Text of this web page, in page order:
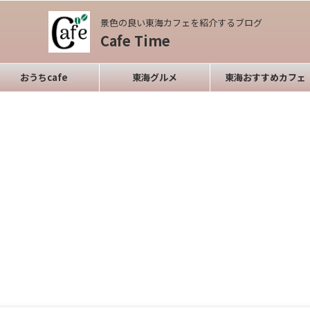
景色の良い東海カフェを紹介するブログ
Cafe Time
おうちcafe 東海グルメ 東海おすすめカフェ